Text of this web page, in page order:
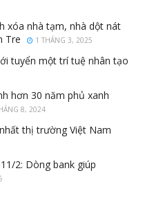
xóa nhà tạm, nhà dột nát
Tre
1 THÁNG 3, 2025
tuyển một trí tuệ nhân tạo
hơn 30 năm phủ xanh
8, 2024
thị trường Việt Nam
2: Dòng bank giúp